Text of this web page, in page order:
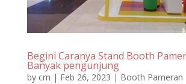
Begini Caranya Stand Booth
Banyak pengunjung
by crn | Feb 26, 2023 | Booth Pameran